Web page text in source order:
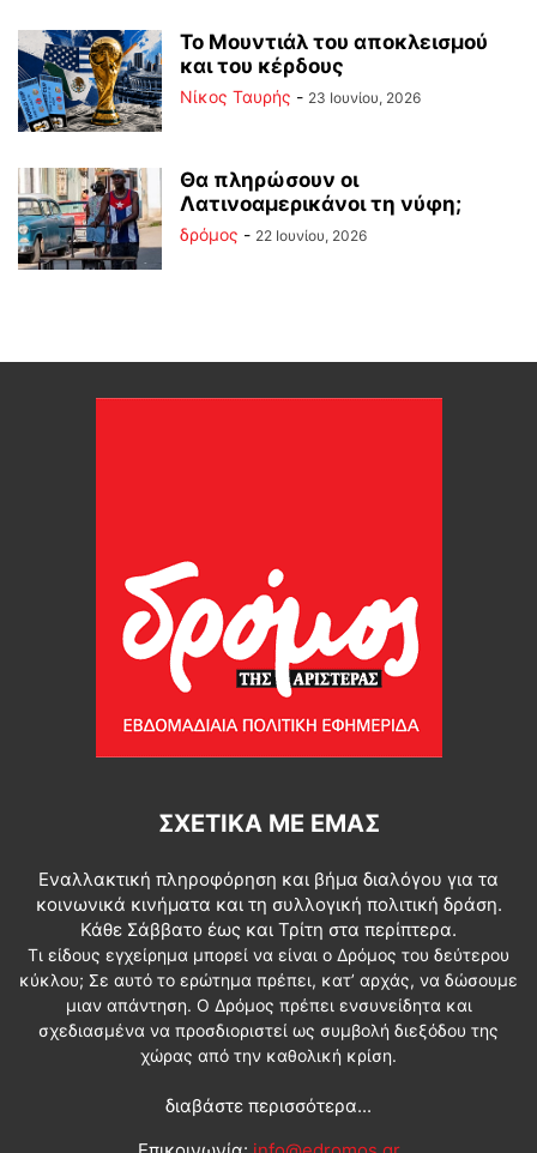
Το Μουντιάλ του αποκλεισμού
και του κέρδους
Νίκος Ταυρής - 23 Ιουνίου, 2026
Θα πληρώσουν οι
Λατινοαμερικάνοι τη νύφη;
δρόμος - 22 Ιουνίου, 2026
ΣΧΕΤΙΚΆ ΜΕ ΕΜΆΣ
Εναλλακτική πληροφόρηση και βήμα διαλόγου για τα
κοινωνικά κινήματα και τη συλλογική πολιτική δράση.
Κάθε Σάββατο έως και Τρίτη στα περίπτερα.
Τι είδους εγχείρημα μπορεί να είναι ο Δρόμος του δεύτερου
κύκλου; Σε αυτό το ερώτημα πρέπει, κατ’ αρχάς, να δώσουμε
μιαν απάντηση. Ο Δρόμος πρέπει ενσυνείδητα και
σχεδιασμένα να προσδιοριστεί ως συμβολή διεξόδου της
χώρας από την καθολική κρίση.
διαβάστε περισσότερα...